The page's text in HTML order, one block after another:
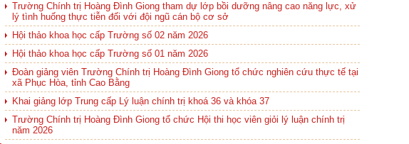
Trường Chính trị Hoàng Đình Giong tham dự lớp bồi dưỡng nâng cao năng lực, xử
lý tình huống thực tiễn đối với đội ngũ cán bộ cơ sở
Hội thảo khoa học cấp Trường số 02 năm 2026
Hội thảo khoa học cấp Trường số 01 năm 2026
Đoàn giảng viên Trường Chính trị Hoàng Đình Giong tổ chức nghiên cứu thực tế tại
xã Phục Hòa, tỉnh Cao Bằng
Khai giảng lớp Trung cấp Lý luận chính trị khoá 36 và khóa 37
Trường Chính trị Hoàng Đình Giong tổ chức Hội thi học viên giỏi lý luận chính trị
năm 2026